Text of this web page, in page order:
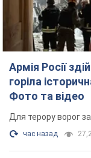
Армія Росії
горіла
Фото та відео
Для терору ворог
час назад